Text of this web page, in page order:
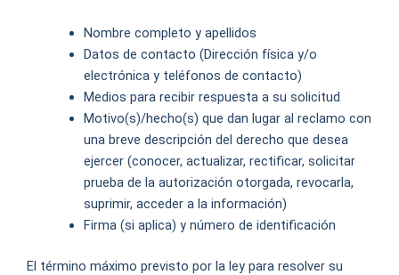
Nombre completo y apellidos
Datos de contacto (Dirección física y/o
electrónica y teléfonos de contacto)
Medios para recibir respuesta a su solicitud
Motivo(s)/hecho(s) que dan lugar al reclamo con
una breve descripción del derecho que desea
ejercer (conocer, actualizar, rectificar, solicitar
prueba de la autorización otorgada, revocarla,
suprimir, acceder a la información)
Firma (si aplica) y número de identificación
El término máximo previsto por la ley para resolver su